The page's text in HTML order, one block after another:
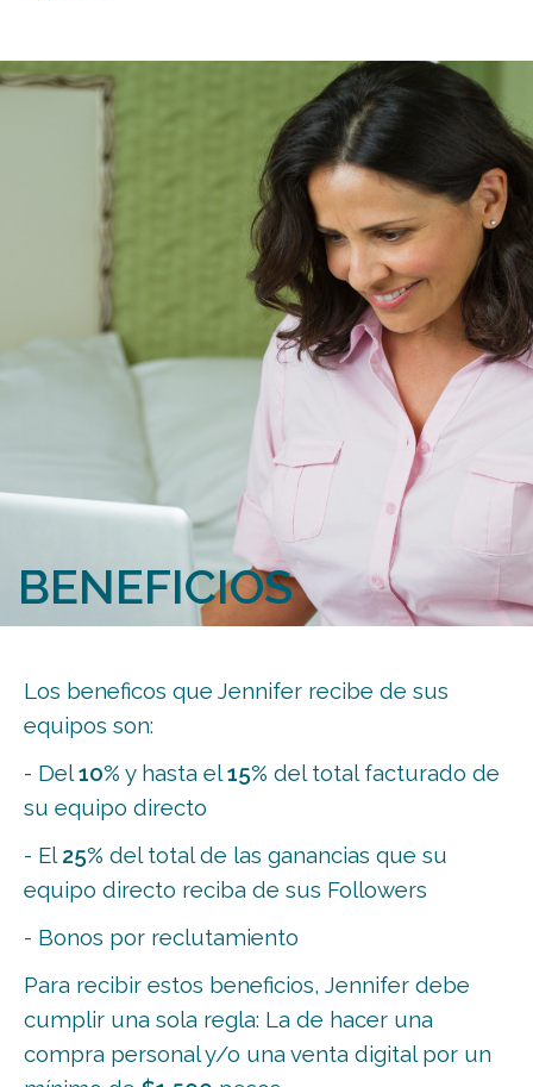
BENEFICIOS
Los beneficos que Jennifer recibe de sus
equipos son:
- Del10% y hasta el15% del total facturado de
su equipo directo
- El25% del total de las ganancias que su
equipo directo reciba de sus Followers
- Bonos por reclutamiento
Para recibir estos beneficios, Jennifer debe
cumplir una sola regla: La de hacer una
compra personal y/o una venta digital por un